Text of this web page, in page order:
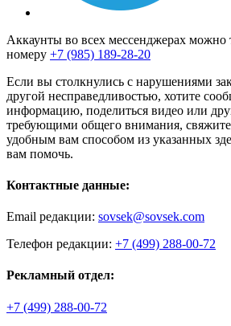
Аккаунты во всех мессенджерах можно
номеру +7 (985) 189-28-20
Если вы столкнулись с нарушениями
другой несправедливостью, хотите
информацию, поделиться видео или
требующими общего внимания,
удобным вам способом из указанных
вам помочь.
Контактные данные:
Email редакции: sovsek@sovsek.com
Телефон редакции: +7 (499) 288-00-72
Рекламный отдел:
+7 (499) 288-00-72